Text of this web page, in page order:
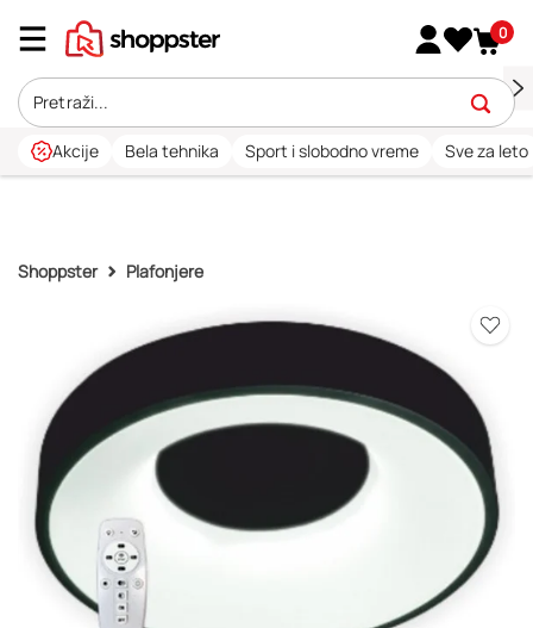
0
Akcije Bela tehnika Sport i slobodno vreme Sve za leto
Shoppster Plafonjere